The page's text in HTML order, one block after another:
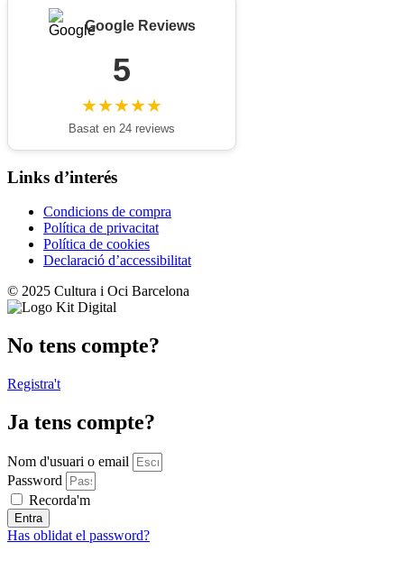
Google Reviews
5
★★★★★
Basat en 24 reviews
Links d’interés
Condicions de compra
Política de privacitat
Política de cookies
Declaració d’accessibilitat
© 2025 Cultura i Oci Barcelona
No tens compte?
Registra't
Ja tens compte?
Nom d'usuari o email
Password
Recorda'm
Entra
Has oblidat el password?